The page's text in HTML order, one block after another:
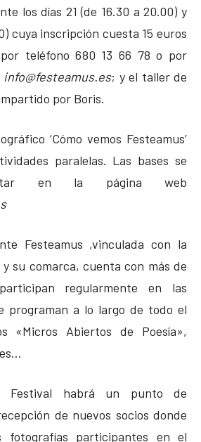
los días 21 (de 16.30 a 20.00) y
cuya inscripción cuesta 15 euros
teléfono 680 13 66 78 o por
info@festeamus.es; y el taller de
impartido por Boris.
‘Cómo vemos Festeamus’
paralelas. Las bases se
en la página web
Festeamus ,vinculada con la
su comarca, cuenta con más de
regularmente en las
programan a lo largo de todo el
«Micros Abiertos de Poesía»,
Festival habrá un punto de
de nuevos socios donde
fotografías participantes en el